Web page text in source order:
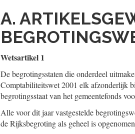
A.
Wetsartikel 1
De begrotingsstaten die onderdeel
Comptabiliteitswet 2001 elk afzonderlijk
begrotingsstaat van het gemeentefonds
Alle voor dit jaar vastgestelde
de Rijksbegroting als geheel is